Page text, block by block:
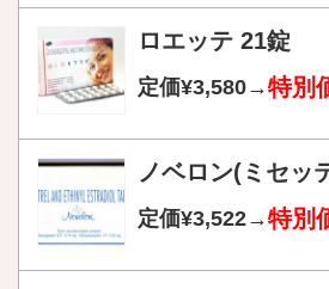
ロエッテ 21錠
定価¥3,580→特別
ノベロン(ミセッ
定価¥3,522→特別